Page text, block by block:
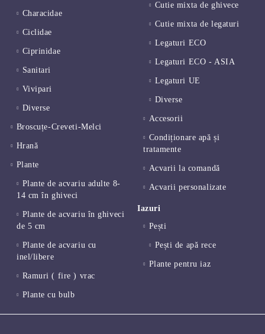
Characidae
Ciclidae
Ciprinidae
Sanitari
Vivipari
Diverse
Broscuțe-Creveti-Melci
Hrană
Plante
Plante de acvariu adulte 8-
14 cm în ghiveci
Plante de acvariu în ghiveci
de 5 cm
Plante de acvariu cu
inel/libere
Ramuri ( fire ) vrac
Plante cu bulb
Cutie mixta de ghivece
Cutie mixta de legaturi
Legaturi ECO
Legaturi ECO - ASIA
Legaturi UE
Diverse
Accesorii
Condiționare apă și
tratamente
Acvarii la comandă
Acvarii personalizate
Iazuri
Pești
Pești de apă rece
Plante pentru iaz